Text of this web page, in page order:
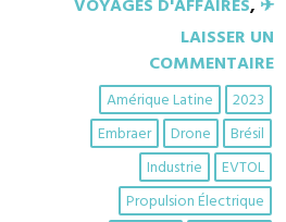
VOYAGES D'AFFAIRES, ✈︎
LAISSER UN
COMMENTAIRE
2023
Amérique Latine
Brésil
Drone
Embraer
EVTOL
Industrie
Propulsion Électrique